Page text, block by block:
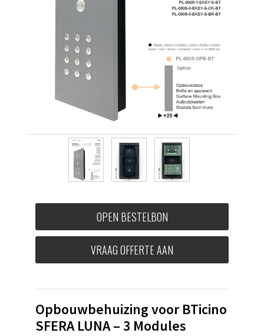
OPEN BESTELBON
VRAAG OFFERTE AAN
Opbouwbehuizing voor BTicino
SFERA LUNA – 3 Modules